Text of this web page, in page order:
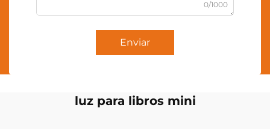
0/1000
Enviar
luz para libros mini